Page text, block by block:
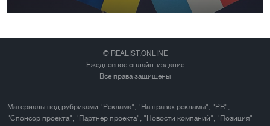
© REALIST.ONLINE
Ежедневное онлайн-издание
Все права защищены
Материалы под рубриками "Реклама", "На правах рекламы", "PR",
"Спонсор проекта", "Партнер проекта", "Новости компаний", "Позиция"